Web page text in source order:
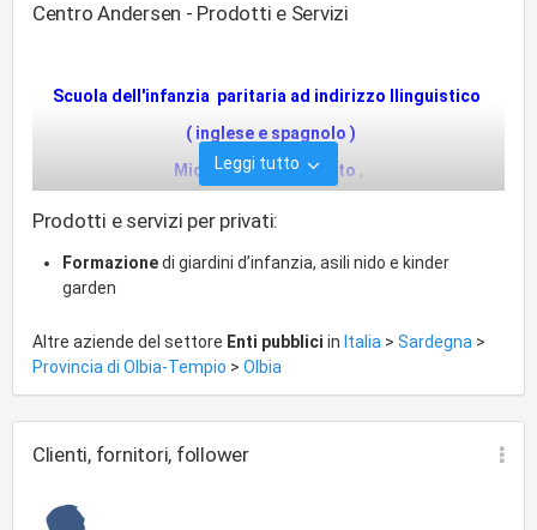
Centro Andersen - Prodotti e Servizi
Scuola dell'infanzia paritaria ad indirizzo llinguistico
( inglese e spagnolo )
Micronido autorizzato ,
Laboratori creativi
Gite , escursioni, cinema , teatro e... tanto altro
Insegnanti ed educatrici serie , affidibili , qualificate
dotate di competenza , professionalità e ...amore .
Leggi tutto
Prodotti e servizi per privati:
Formazionedi giardini d’infanzia, asili nido e kinder
garden
Altre aziende del settore Enti pubblici in Italia > Sardegna >
Provincia di Olbia-Tempio > Olbia
Clienti, fornitori, follower